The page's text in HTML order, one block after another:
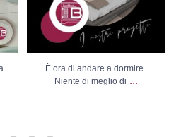
È ora di andare a dormire..
Niente di meglio di ...